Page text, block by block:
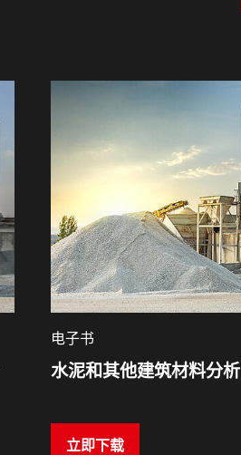
电子书
水泥和其他建筑材料分析
立即下载